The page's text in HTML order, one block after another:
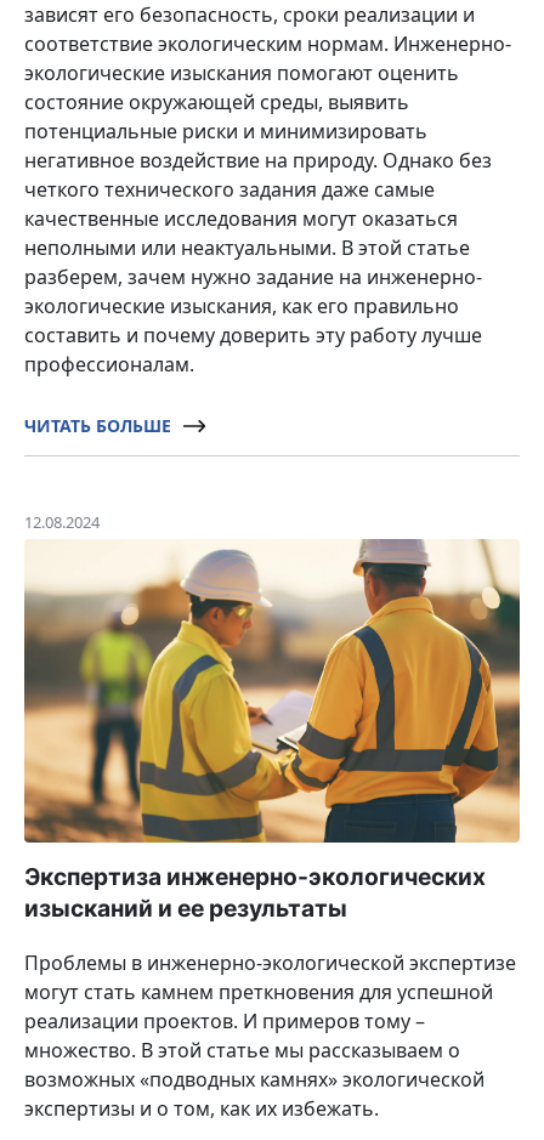
зависят его безопасность, сроки реализации и
соответствие экологическим нормам. Инженерно-
экологические изыскания помогают оценить
состояние окружающей среды, выявить
потенциальные риски и минимизировать
негативное воздействие на природу. Однако без
четкого технического задания даже самые
качественные исследования могут оказаться
неполными или неактуальными. В этой статье
разберем, зачем нужно задание на инженерно-
экологические изыскания, как его правильно
составить и почему доверить эту работу лучше
профессионалам.
ЧИТАТЬ БОЛЬШЕ
12.08.2024
Экспертиза инженерно-экологических
изысканий и ее результаты
Проблемы в инженерно-экологической экспертизе
могут стать камнем преткновения для успешной
реализации проектов. И примеров тому –
множество. В этой статье мы рассказываем о
возможных «подводных камнях» экологической
экспертизы и о том, как их избежать.